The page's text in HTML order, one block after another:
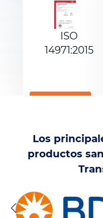
ISO
14971:2015
Los
productos